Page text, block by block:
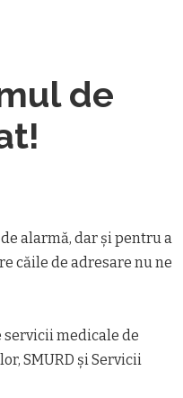
de
alarmă, dar și pentru a
căile de adresare nu ne
medicale de
SMURD și Servicii